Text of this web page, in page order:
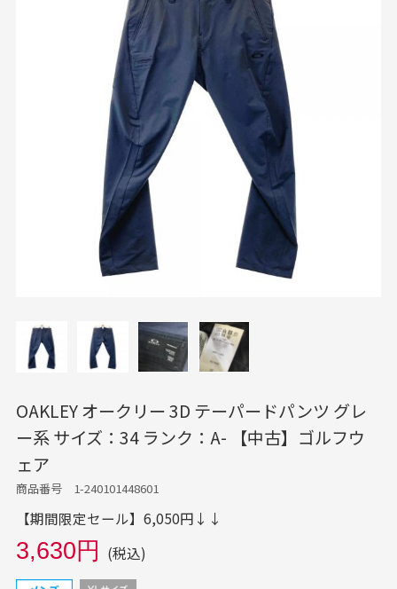
OAKLEY オークリー 3D テーパードパンツ グレ
ー系 サイズ：34 ランク：A- 【中古】ゴルフウ
ェア
商品番号 1-240101448601
【期間限定セール】6,050円↓↓
3,630円 (税込)